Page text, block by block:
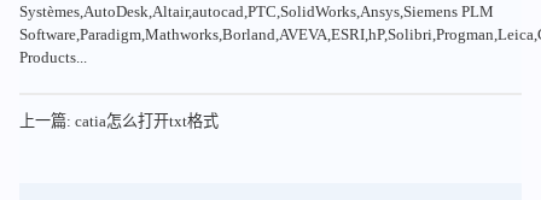
Systèmes,AutoDesk,Altair,autocad,PTC,SolidWorks,Ansys,Siemens PLM
Products...
上一篇: catia怎么打开txt格式